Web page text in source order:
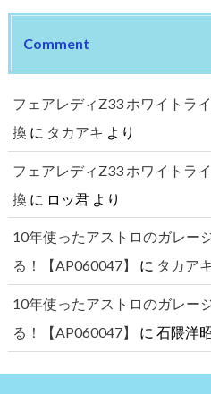
Comment
フェアレディZ33 ホワイトラ
換 に タカアキ より
フェアレディZ33 ホワイトラ
換 に ロッ君より
10年使ったアストロのガレー
る！【AP060047】
に タカアキ
10年使ったアストロのガレー
る！【AP060047】
に 石隈洋